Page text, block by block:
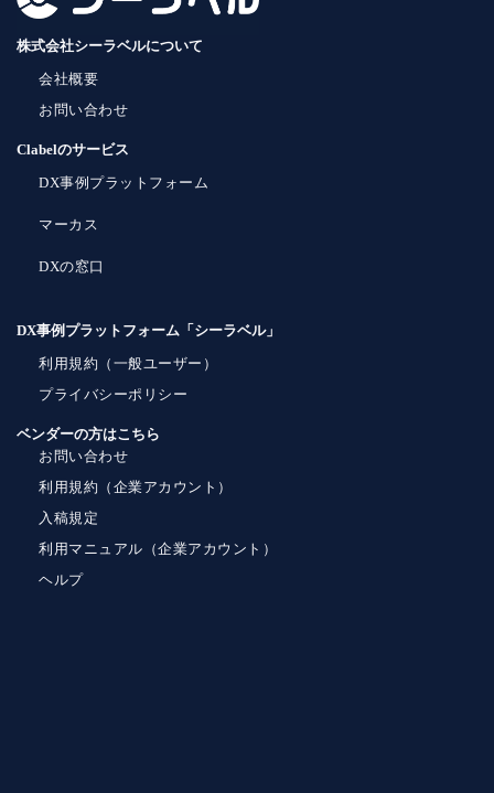
株式会社シーラベルについて
会社概要
お問い合わせ
Clabelのサービス
DX事例プラットフォーム
マーカス
DXの窓口
DX事例プラットフォーム「シーラベル」
利用規約（一般ユーザー）
プライバシーポリシー
ベンダーの方はこちら
お問い合わせ
利用規約（企業アカウント）
入稿規定
利用マニュアル（企業アカウント）
ヘルプ